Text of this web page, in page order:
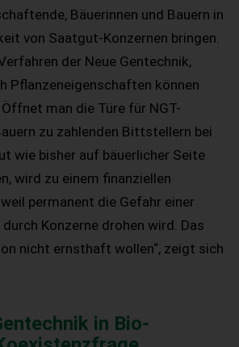
Bäuerinnen und Bauern in
von Saatgut-Konzernen bringen.
der Neue Gentechnik,
Pflanzeneigenschaften können
man die Türe für NGT-
zu zahlenden Bittstellern bei
wie bisher auf bäuerlicher Seite
wird zu einem finanziellen
permanent die Gefahr einer
Konzerne drohen wird. Das
nicht ernsthaft wollen“, zeigt sich
in Bio-